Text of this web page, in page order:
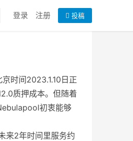
登录 注册 投稿
时间2023.1.10日正
质押成本。但随着
初衷能够
来2年时间里服务约